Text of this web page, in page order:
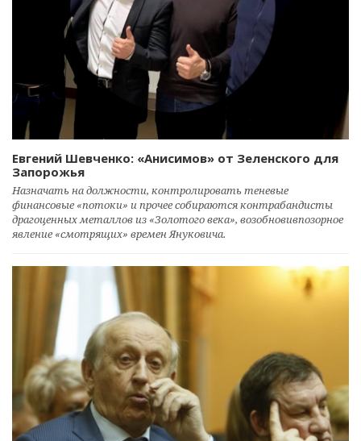
Евгений Шевченко: «Анисимов» от Зеленского для
Запорожья
Назначать на должности, контролировать теневые
финансовые «потоки» и прочее собираются контрабандисты
драгоценных металлов из «Золотого века», возобновивпозорное
явление «смотрящих» времен Януковича.